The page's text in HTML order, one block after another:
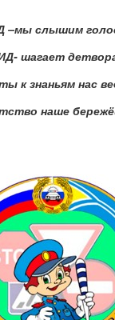
–мы слышим
шагает
к знаньям нас
наше